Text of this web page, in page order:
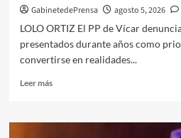
GabinetedePrensa agosto 5, 2026
LOLO ORTIZ El PP de Vícar
presentados durante años como
convertirse en realidades...
Leer másLeer
José